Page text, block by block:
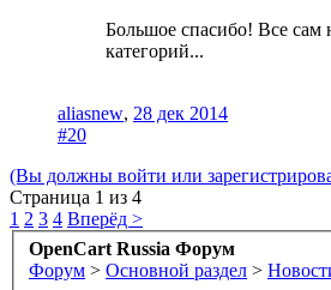
Большое спасибо! Все сам
категорий...
aliasnew, 28 дек 2014
#20
(Вы должны войти или
Страница 1 из 4
1 2 3 4 Вперёд >
OpenCart Russia Форум
Форум > Основной раздел >